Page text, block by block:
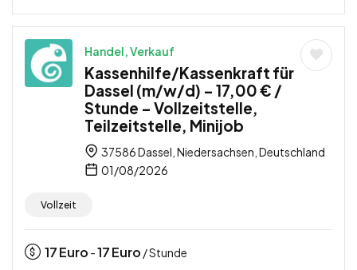
Handel, Verkauf
Kassenhilfe/Kassenkraft für
Dassel (m/w/d) – 17,00 € /
Stunde – Vollzeitstelle,
Teilzeitstelle, Minijob
37586 Dassel, Niedersachsen, Deutschland
01/08/2026
Vollzeit
17Euro -17Euro / Stunde